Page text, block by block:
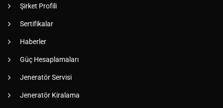
Şirket Profili
Sertifikalar
Haberler
Güç Hesaplamaları
Jeneratör Servisi
Jeneratör Kiralama